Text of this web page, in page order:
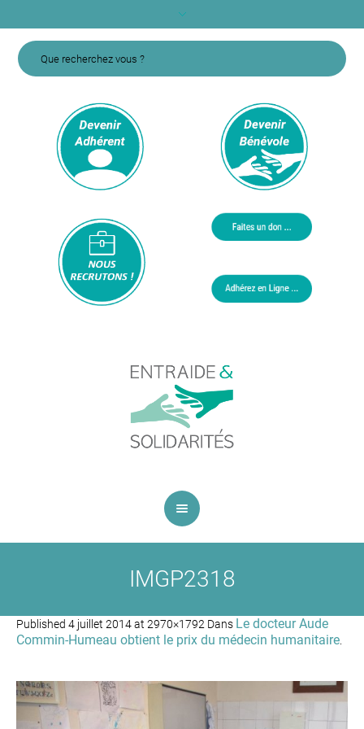
IMGP2318
Published 4 juillet 2014at 2970×1792 Dans Le docteur Aude
Commin-Humeau obtient le prix du médecin humanitaire